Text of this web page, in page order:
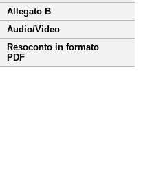
Allegato B
Audio/Video
Resoconto in formato
PDF